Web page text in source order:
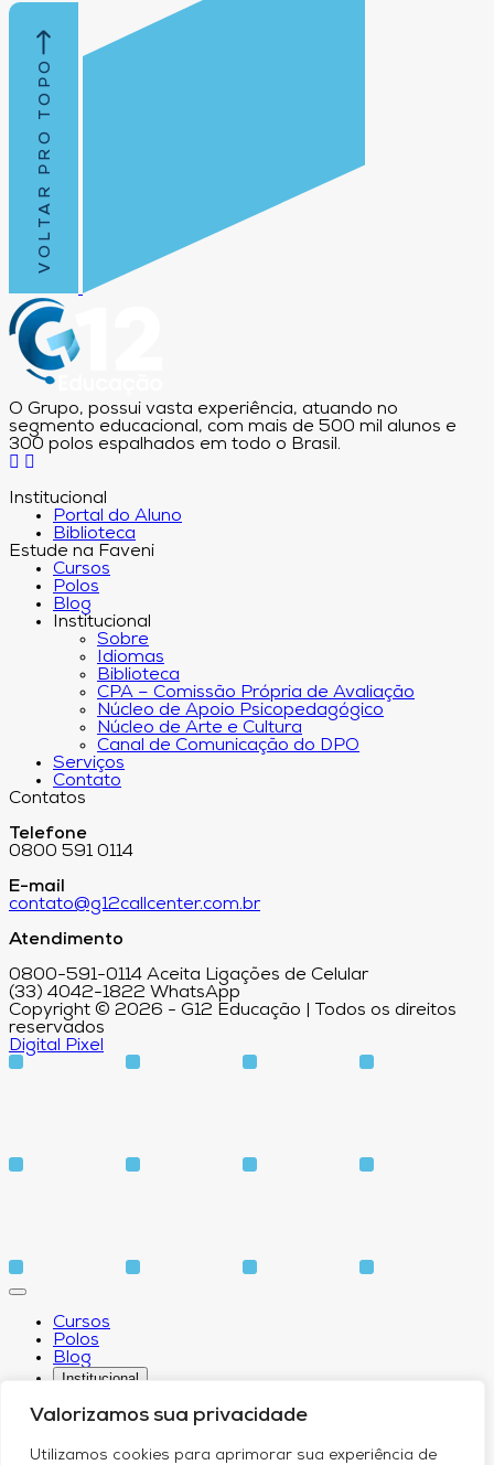
Valorizamos sua privacidade
Utilizamos cookies para aprimorar sua experiência de
VOLTAR PRO TOPO
O Grupo, possui vasta experiência, atuando no
segmento educacional, com mais de 500 mil alunos e
300 polos espalhados em todo o Brasil.
Institucional
Portal do Aluno
Biblioteca
Estude na Faveni
Cursos
Polos
Blog
Institucional
Sobre
Idiomas
Biblioteca
CPA – Comissão Própria de Avaliação
Núcleo de Apoio Psicopedagógico
Núcleo de Arte e Cultura
Canal de Comunicação do DPO
Serviços
Contato
Contatos
Telefone
0800 591 0114
E-mail
contato@g12callcenter.com.br
Atendimento
0800-591-0114 Aceita Ligações de Celular
(33) 4042-1822 WhatsApp
Copyright © 2026 - G12 Educação | Todos os direitos
reservados
Digital Pixel
Cursos
Polos
Blog
Institucional